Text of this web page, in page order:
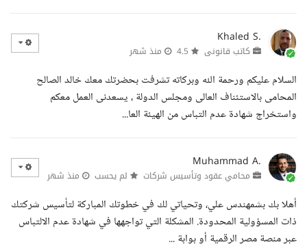
Khaled S.
كاتب قانونى منذ شهر
السلام عليكم ورحمة الله وبركاته تشرفت بحضرتك معك خالد الصالح
المحامى بالاستئناف العالى ومجلس الدولة ، يسعدنى العمل معكم
واستخراج شهادة عدم التباس من الهيئة العا...
Muhammad A.
محامي عقود وتأسيس شركات لم يحسب منذ شهر
أهلا بك بشمهندس علي، وتحياتي لك في خطوتك المباركة لتأسيس شركتك
ذات المسؤولية المحدودة. المشكلة التي تواجهها في شهادة عدم الالتباس
عبر منصة مصر الرقمية أو بوابة ...